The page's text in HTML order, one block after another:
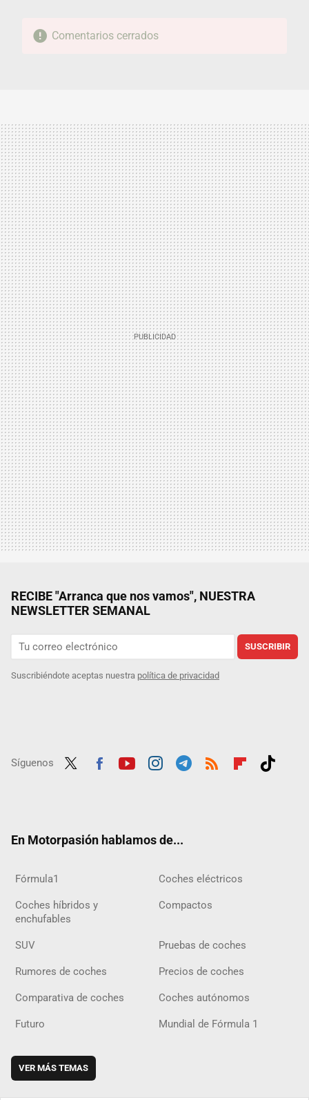
Comentarios cerrados
RECIBE "Arranca que nos vamos", NUESTRA
NEWSLETTER SEMANAL
SUSCRIBIR
Suscribiéndote aceptas nuestra política de privacidad
Síguenos
En Motorpasión hablamos de...
Fórmula1 Coches eléctricos
Coches híbridos y
enchufables
Compactos
SUV Pruebas de coches
Rumores de coches Precios de coches
Comparativa de coches Coches autónomos
Futuro Mundial de Fórmula 1
VER MÁS TEMAS